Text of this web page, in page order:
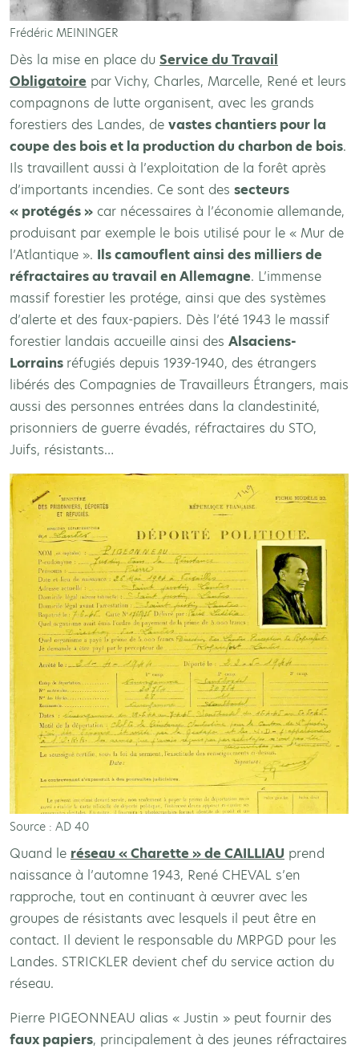
Frédéric MEININGER
Dès la mise en place du Service du Travail
Obligatoire par Vichy, Charles, Marcelle, René et leurs
compagnons de lutte organisent, avec les grands
forestiers des Landes, de vastes chantiers pour la
coupe des bois et la production du charbon de bois.
Ils travaillent aussi à l’exploitation de la forêt après
d’importants incendies. Ce sont des secteurs
« protégés » car nécessaires à l’économie allemande,
produisant par exemple le bois utilisé pour le « Mur de
l’Atlantique ». Ils camouflent ainsi des milliers de
réfractaires au travail en Allemagne. L’immense
massif forestier les protége, ainsi que des systèmes
d’alerte et des faux-papiers. Dès l’été 1943 le massif
forestier landais accueille ainsi des Alsaciens-
Lorrains réfugiés depuis 1939-1940, des étrangers
libérés des Compagnies de Travailleurs Étrangers, mais
aussi des personnes entrées dans la clandestinité,
prisonniers de guerre évadés, réfractaires du STO,
Juifs, résistants…
Source : AD 40
Quand le réseau « Charette » de CAILLIAU prend
naissance à l’automne 1943, René CHEVAL s’en
rapproche, tout en continuant à œuvrer avec les
groupes de résistants avec lesquels il peut être en
contact. Il devient le responsable du MRPGD pour les
Landes. STRICKLER devient chef du service action du
réseau.
Pierre PIGEONNEAU alias « Justin » peut fournir des
faux papiers, principalement à des jeunes réfractaires